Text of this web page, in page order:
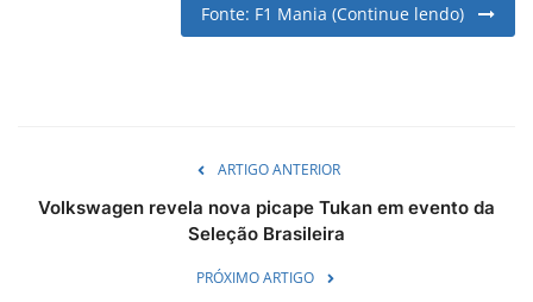
Fonte: F1 Mania (Continue lendo)
ARTIGO ANTERIOR
Volkswagen revela nova picape Tukan em evento da
Seleção Brasileira
PRÓXIMO ARTIGO